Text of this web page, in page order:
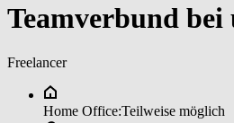
­Team­ver­bun­d bei
Freelancer
Home Office:Teilweise möglich